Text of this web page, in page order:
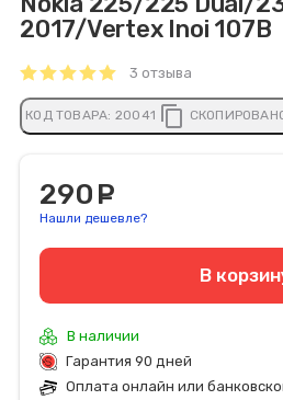
2017/Vertex Inoi 107B
3 отзыва
КОД ТОВАРА: 20041 content_copy
290
Нашли дешевле?
В
В наличии
Гарантия 90 дней
Оплата онлайн или